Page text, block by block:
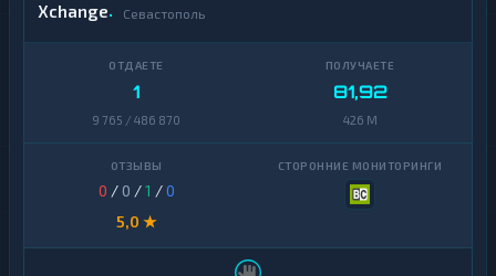
Xchange Севастополь
1
9 765 / 486 870
81,92
426 M
0 / 0 /1 /0
5,0 ★